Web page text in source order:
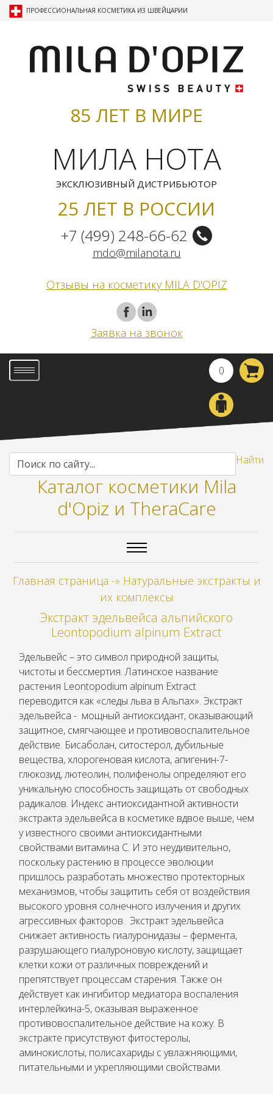
Каталог косметики Mila
-» Натуральные экстракты и
Экстракт эдельвейса альпийского
Эдельвейс – это символ природной защиты,
чистоты и бессмертия. Латинское название
растения Leontopodium alpinum Extract
переводится как «следы льва в Альпах». Экстракт
эдельвейса - мощный антиоксидант, оказывающий
защитное, смягчающее и противовоспалительное
действие. Бисаболан, ситостерол, дубильные
глюкозид, лютеолин, полифенолы определяют его
уникальную способность защищать от свободных
радикалов. Индекс антиоксидантной активности
экстракта эдельвейса в косметике вдвое выше, чем
у известного своими антиоксидантными
свойствами витамина С. И это неудивительно,
поскольку растению в процессе эволюции
пришлось разработать множество протекторных
механизмов, чтобы защитить себя от воздействия
высокого уровня солнечного излучения и других
агрессивных факторов. Экстракт эдельвейса
снижает активность гиалуронидазы – фермента,
разрушающего гиалуроновую кислоту, защищает
клетки кожи от различных повреждений и
препятствует процессам старения. Также он
действует как ингибитор медиатора воспаления
интерлейкина-5, оказывая выраженное
противовоспалительное действие на кожу. В
экстракте присутствуют фитостеролы,
аминокислоты, полисахариды с увлажняющими,
питательными и укрепляющими свойствами.